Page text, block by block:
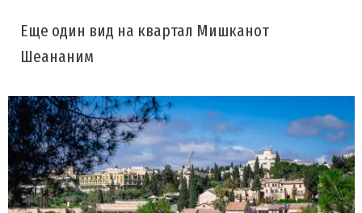
Еще один вид на квартал Мишканот
Шеананим